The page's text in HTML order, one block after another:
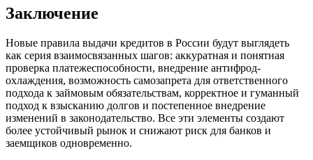
Заключение
Новые правила выдачи кредитов в России будут выглядеть
как серия взаимосвязанных шагов: аккуратная и понятная
проверка платежеспособности, внедрение антифрод-
охлаждения, возможность самозапрета для ответственного
подхода к займовым обязательствам, корректное и гуманный
подход к взысканию долгов и постепенное внедрение
изменений в законодательство. Все эти элементы создают
более устойчивый рынок и снижают риск для банков и
заемщиков одновременно.